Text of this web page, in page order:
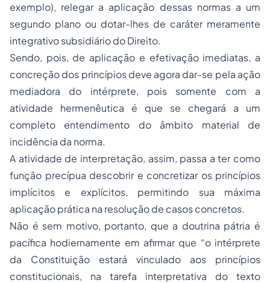
exemplo), relegar a aplicação dessas normas a um
segundo plano ou dotar-lhes de caráter meramente
integrativo subsidiário do Direito.
Sendo, pois, de aplicação e efetivação imediatas, a
concreção dos princípios deve agora dar-se pela ação
mediadora do intérprete, pois somente com a
atividade hermenêutica é que se chegará a um
completo entendimento do âmbito material de
incidência da norma.
A atividade de interpretação, assim, passa a ter como
função precípua descobrir e concretizar os princípios
implícitos e explícitos, permitindo sua máxima
aplicação prática na resolução de casos concretos.
Não é sem motivo, portanto, que a doutrina pátria é
pacífica hodiernamente em afirmar que “o intérprete
da Constituição estará vinculado aos princípios
constitucionais, na tarefa interpretativa do texto